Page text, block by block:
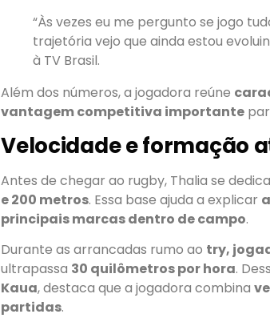
“Às vezes eu me pergunto se jogo
trajetória vejo que ainda estou
à TV Brasil.
Além dos números, a jogadora reúne
vantagem competitiva importante
Velocidade e formação
Antes de chegar ao rugby, Thalia se
e 200 metros. Essa base ajuda a explicar
principais marcas dentro de campo.
Durante as arrancadas rumo ao try,
ultrapassa 30 quilômetros por hora.
Kaua, destaca que a jogadora combina
partidas.